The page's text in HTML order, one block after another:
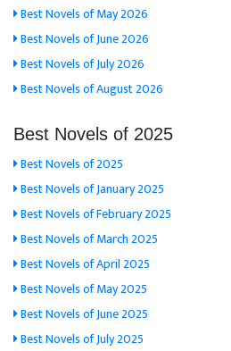
Best Novels of May 2026
Best Novels of June 2026
Best Novels of July 2026
Best Novels of August 2026
Best Novels of 2025
Best Novels of 2025
Best Novels of January 2025
Best Novels of February 2025
Best Novels of March 2025
Best Novels of April 2025
Best Novels of May 2025
Best Novels of June 2025
Best Novels of July 2025